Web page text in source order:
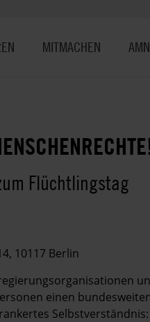
MITMACHEN
Flüchtlingstag
10117 Berlin
einen
Selbstverständnis: